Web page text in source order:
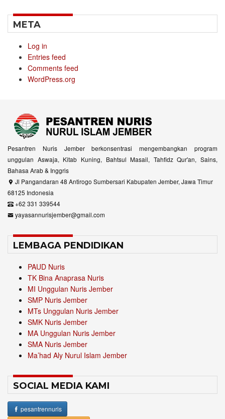
META
Log in
Entries feed
Comments feed
WordPress.org
Pesantren Nuris Jember berkonsentrasi mengembangkan program
unggulan Aswaja, Kitab Kuning, Bahtsul Masail, Tahfidz Qur'an, Sains,
Bahasa Arab & Inggris
Jl Pangandaran 48 Antirogo Sumbersari Kabupaten Jember, Jawa Timur
68125 Indonesia
+62 331 339544
yayasannurisjember@gmail.com
LEMBAGA PENDIDIKAN
PAUD Nuris
TK Bina Anaprasa Nuris
MI Unggulan Nuris Jember
SMP Nuris Jember
MTs Unggulan Nuris Jember
SMK Nuris Jember
MA Unggulan Nuris Jember
SMA Nuris Jember
Ma’had Aly Nurul Islam Jember
SOCIAL MEDIA KAMI
pesantrennuris